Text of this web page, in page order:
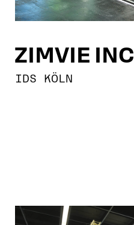
ZIMVIE INC
IDS KÖLN